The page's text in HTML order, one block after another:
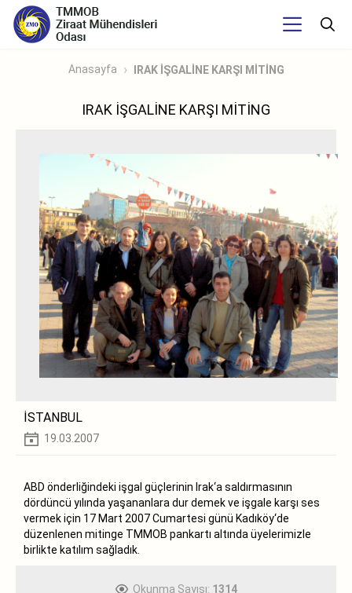
Anasayfa IRAK İŞGALİNE KARŞI MİTİNG
IRAK İŞGALİNE KARŞI MİTİNG
İSTANBUL
19.03.2007
ABD önderliğindeki işgal güçlerinin Irak‘a saldırmasının
dördüncü yılında yaşananlara dur demek ve işgale karşı ses
vermek için 17 Mart 2007 Cumartesi günü Kadıköy‘de
düzenlenen mitinge TMMOB pankartı altında üyelerimizle
birlikte katılım sağladık.
Okunma Sayısı: 1314